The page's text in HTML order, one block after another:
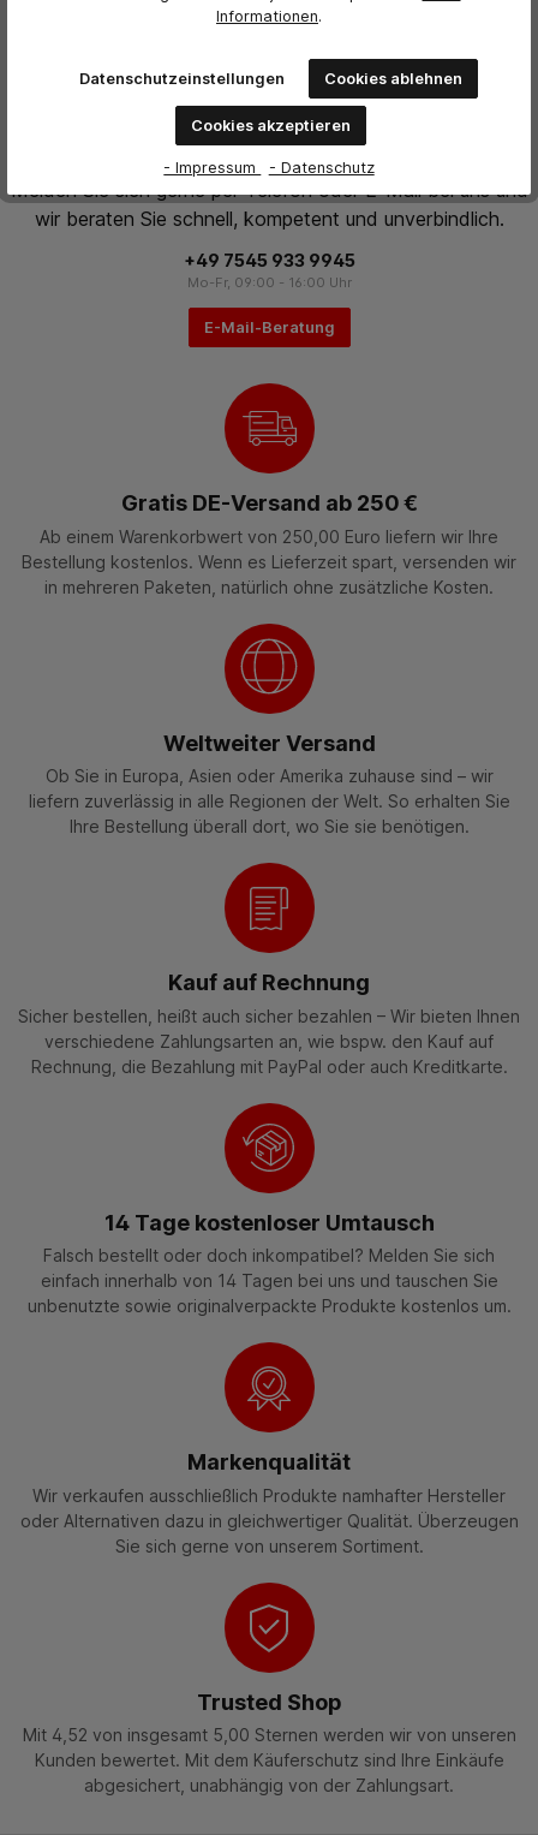
Persönliche Beratung
Melden Sie sich gerne per Telefon oder E-Mail bei uns und
wir beraten Sie schnell, kompetent und unverbindlich.
+49 7545 933 9945
Mo-Fr, 09:00 - 16:00 Uhr
E-Mail-Beratung
Gratis DE-Versand ab 250 €
Ab einem Warenkorbwert von 250,00 Euro liefern wir Ihre
Bestellung kostenlos. Wenn es Lieferzeit spart, versenden wir
in mehreren Paketen, natürlich ohne zusätzliche Kosten.
Weltweiter Versand
Ob Sie in Europa, Asien oder Amerika zuhause sind – wir
liefern zuverlässig in alle Regionen der Welt. So erhalten Sie
Ihre Bestellung überall dort, wo Sie sie benötigen.
Kauf auf Rechnung
Sicher bestellen, heißt auch sicher bezahlen – Wir bieten Ihnen
verschiedene Zahlungsarten an, wie bspw. den Kauf auf
Rechnung, die Bezahlung mit PayPal oder auch Kreditkarte.
14 Tage kostenloser Umtausch
Falsch bestellt oder doch inkompatibel? Melden Sie sich
einfach innerhalb von 14 Tagen bei uns und tauschen Sie
unbenutzte sowie originalverpackte Produkte kostenlos um.
Markenqualität
Wir verkaufen ausschließlich Produkte namhafter Hersteller
oder Alternativen dazu in gleichwertiger Qualität. Überzeugen
Sie sich gerne von unserem Sortiment.
Trusted Shop
Mit 4,52 von insgesamt 5,00 Sternen werden wir von unseren
Kunden bewertet. Mit dem Käuferschutz sind Ihre Einkäufe
abgesichert, unabhängig von der Zahlungsart.
Informationen.
Datenschutzeinstellungen Cookies ablehnen
Cookies akzeptieren
- Impressum - Datenschutz